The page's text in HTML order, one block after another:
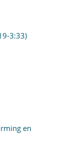
3:33)
en